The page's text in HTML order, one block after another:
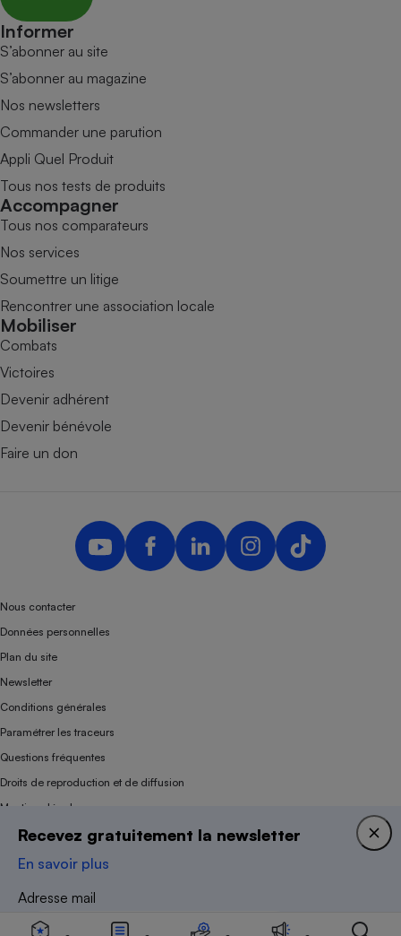
Recevez gratuitement la newsletter
En savoir plus
Adresse mail
Informer
S’abonner au site
S’abonner au magazine
Nos newsletters
Commander une parution
Appli Quel Produit
Tous nos tests de produits
Accompagner
Tous nos comparateurs
Nos services
Soumettre un litige
Rencontrer une association locale
Mobiliser
Combats
Victoires
Devenir adhérent
Devenir bénévole
Faire un don
Nous contacter
Données personnelles
Plan du site
Newsletter
Conditions générales
Paramétrer les traceurs
Questions fréquentes
Droits de reproduction et de diffusion
Mentions légales
Panel
Association indépendante de l’État, des syndicats, des producteurs et des
distributeurs depuis 1951.